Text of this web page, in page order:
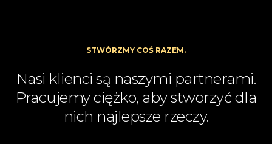
STWÓRZMY COŚ RAZEM.
Nasi klienci są naszymi partnerami.
Pracujemy ciężko, aby stworzyć dla
nich najlepsze rzeczy.